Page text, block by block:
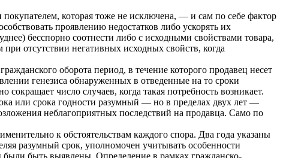
которая тоже не исключена, — и сам по себе фактор
проявлению недостатков либо ускорять их
бесспорно соотнести либо с исходными свойствами товара,
отсутствии негативных исходных свойств, когда
оборота период, в течение которого продавец несет
генезиса обнаруженных в отведенные на то сроки
число случаев, когда такая потребность возникает.
или срока годности разумный — но в пределах двух лет —
неблагоприятных последствий на продавца. Само по
к обстоятельствам каждого спора. Два года указаны
разумный срок, уполномочен учитывать особенности
были быть выявлены. Определение в рамках гражданско-